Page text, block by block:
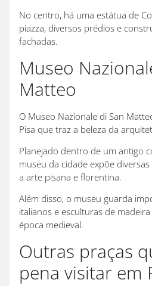
No centro, há uma estátua de
piazza, diversos prédios e
fachadas.
Museo
Matteo
O Museo Nazionale di San
Pisa que traz a beleza da
Planejado dentro de um antigo
museu da cidade expõe
a arte pisana e florentina.
Além disso, o museu guarda
italianos e esculturas de
época medieval.
Outras praças
pena visitar em